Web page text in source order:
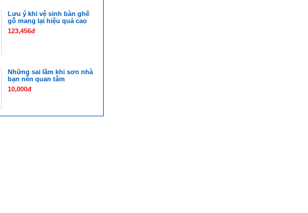
Lưu ý khi vệ sinh bàn ghế
gỗ mang lại hiệu quả cao
123,456đ
Những sai lầm khi sơn nhà
bạn nên quan tâm
10,000đ